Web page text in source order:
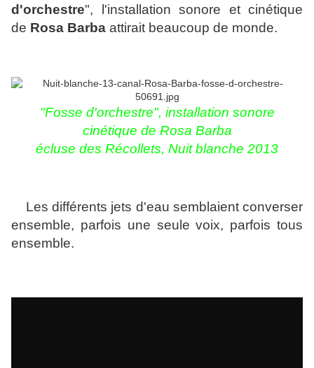
d'orchestre", l'installation sonore et cinétique
de Rosa Barba attirait beaucoup de monde.
"Fosse d'orchestre", installation sonore
cinétique de Rosa Barba
écluse des Récollets, Nuit blanche 2013
Les différents jets d'eau semblaient converser
ensemble, parfois une seule voix, parfois tous
ensemble.